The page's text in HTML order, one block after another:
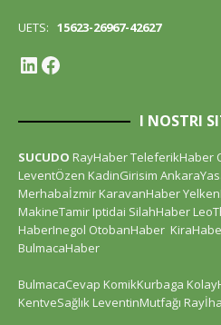
UETS: 15623-26967-42627
I NOSTRI
SUCUDO RayHaberTeleferikHaber
LeventÖzen KadinGirisim
Merhabaİzmir KaravanHaber
MakineTamir Iptidai SilahHaber
HaberInegol OtobanHaber
BulmacaHaber
BulmacaCevap KomikKurbaga
KentveSağlık LeventinMutfağı